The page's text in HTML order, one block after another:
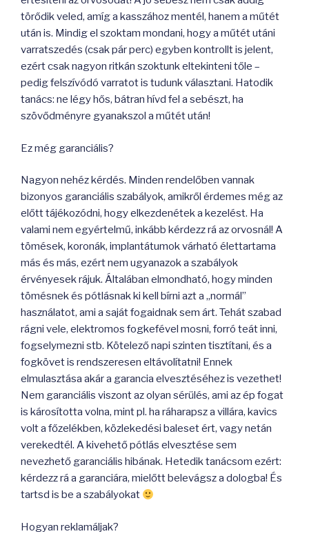
törődik veled, amíg a kasszához mentél, hanem a műtét
után is. Mindig el szoktam mondani, hogy a műtét utáni
varratszedés (csak pár perc) egyben kontrollt is jelent,
ezért csak nagyon ritkán szoktunk eltekinteni tőle –
pedig felszívódó varratot is tudunk választani. Hatodik
tanács: ne légy hős, bátran hívd fel a sebészt, ha
szövődményre gyanakszol a műtét után!
Ez még garanciális?
Nagyon nehéz kérdés. Minden rendelőben vannak
bizonyos garanciális szabályok, amikről érdemes még az
előtt tájékozódni, hogy elkezdenétek a kezelést. Ha
valami nem egyértelmű, inkább kérdezz rá az orvosnál! A
tömések, koronák, implantátumok várható élettartama
más és más, ezért nem ugyanazok a szabályok
érvényesek rájuk. Általában elmondható, hogy minden
tömésnek és pótlásnak ki kell bírni azt a „normál”
használatot, ami a saját fogaidnak sem árt. Tehát szabad
rágni vele, elektromos fogkefével mosni, forró teát inni,
fogselymezni stb. Kötelező napi szinten tisztítani, és a
fogkövet is rendszeresen eltávolítatni! Ennek
elmulasztása akár a garancia elvesztéséhez is vezethet!
Nem garanciális viszont az olyan sérülés, ami az ép fogat
is károsította volna, mint pl. ha ráharapsz a villára, kavics
volt a főzelékben, közlekedési baleset ért, vagy netán
verekedtél. A kivehető pótlás elvesztése sem
nevezhető garanciális hibának. Hetedik tanácsom ezért:
kérdezz rá a garanciára, mielőtt belevágsz a dologba! És
tartsd is be a szabályokat
Hogyan reklamáljak?